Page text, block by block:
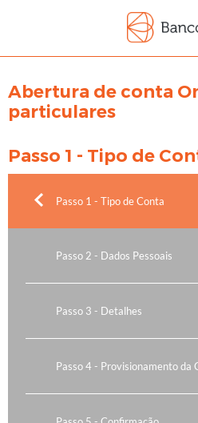
Abertura de conta
particulares
Passo 1 - Tipo de
Passo 1 - Tipo de Conta
Passo 2 - Dados Pessoais
Passo 3 - Detalhes
Passo 4 - Provisionamento da